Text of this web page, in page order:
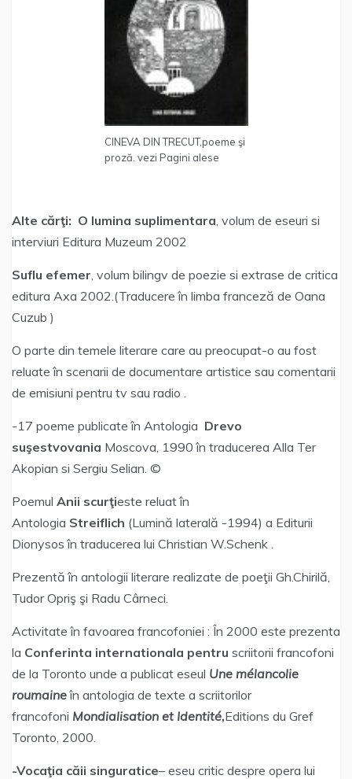
CINEVA DIN TRECUT,poeme şi
proză. vezi Pagini alese
Alte cărţi: O lumina suplimentara , volum de eseuri si
interviuri Editura Muzeum 2002
Suflu efemer , volum bilingv de poezie si extrase de critica
editura Axa 2002.(Traducere în limba franceză de Oana
Cuzub )
O parte din temele literare care au preocupat-o au fost
reluate în scenarii de documentare artistice sau comentarii
de emisiuni pentru tv sau radio .
-17 poeme publicate în Antologia Drevo
suşestvovania Moscova, 1990 în traducerea Alla Ter
Akopian si Sergiu Selian. ©
Poemul Anii scurţieste reluat în
Antologia Streiflich (Lumină laterală -1994) a Editurii
Dionysos în traducerea lui Christian W.Schenk .
Prezentă în antologii literare realizate de poeţii Gh.Chirilă,
Tudor Opriş şi Radu Cârneci.
Activitate în favoarea francofoniei : În 2000 este prezenta
la Conferinta internationala pentru scriitorii francofoni
de la Toronto unde a publicat eseul Une mélancolie
roumaine în antologia de texte a scriitorilor
francofoni Mondialisation et Identité,Editions du Gref
Toronto, 2000.
-Vocaţia căii singuratice– eseu critic despre opera lui